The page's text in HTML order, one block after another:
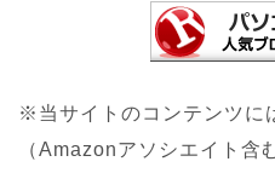
※当サイトのコンテンツに
（Amazonアソシエイト含